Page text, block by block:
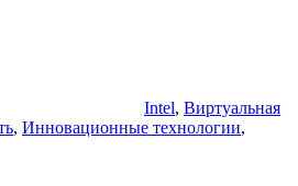
Intel, Виртуальная
, Инновационные технологии,